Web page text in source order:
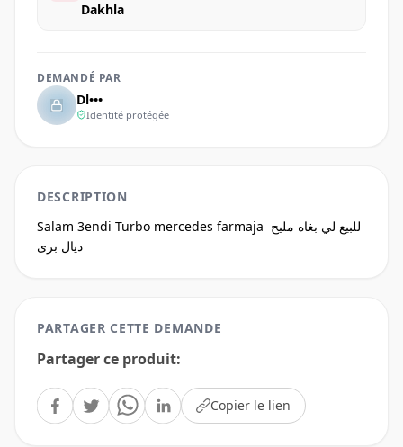
Dakhla
DEMANDÉ PAR
Dl•••
Identité protégée
DESCRIPTION
Salam 3endi Turbo mercedes farmaja للبيع لي بغاه مليح
ديال برى
PARTAGER CETTE DEMANDE
Partager ce produit:
Copier le lien